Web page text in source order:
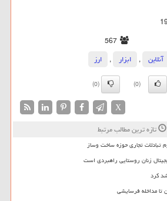
567
آنلاین , ابزار ,
ارز
(0)
(0)
X
تازه ترین مطالب مرتبط
زنان روستایی راهبردی است
تا مداخله فرسایشی